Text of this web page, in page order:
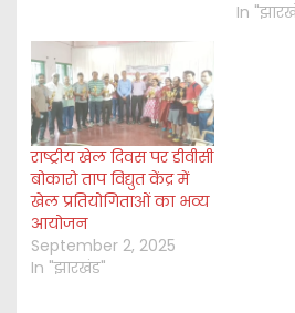
In
राष्ट्रीय खेल दिवस पर डीवीसी
बोकारो ताप विद्युत केंद्र में
खेल प्रतियोगिताओं का भव्य
आयोजन
September 2, 2025
In "झारखंड"